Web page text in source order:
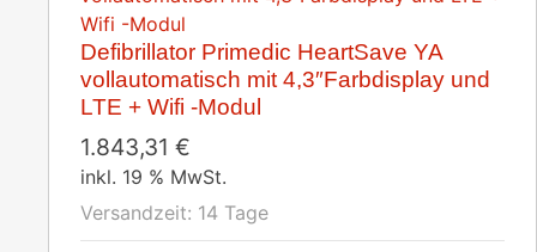
Defibrillator Primedic HeartSave YA
vollautomatisch mit 4,3″Farbdisplay und
LTE + Wifi -Modul
1.843,31 €
inkl. 19 % MwSt.
Versandzeit: 14 Tage